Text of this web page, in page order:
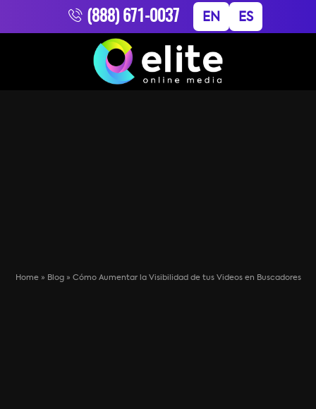
(888) 671-0037 EN ES
Home» Blog» Cómo Aumentar la Visibilidad de tus Videos en Buscadores